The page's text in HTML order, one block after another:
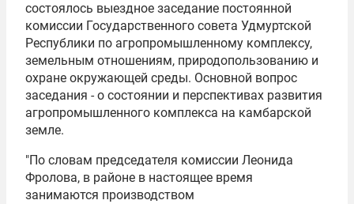
состоялось выездное заседание постоянной
комиссии Государственного совета Удмуртской
Республики по агропромышленному комплексу,
земельным отношениям, природопользованию и
охране окружающей среды. Основной вопрос
заседания - о состоянии и перспективах развития
агропромышленного комплекса на камбарской
земле.
"По словам председателя комиссии Леонида
Фролова, в районе в настоящее время
занимаются производством